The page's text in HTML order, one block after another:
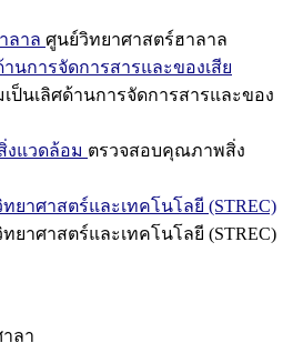
ลาล ศูนย์วิทยาศาสตร์ฮาลาล
นการจัดการสารและของเสีย
ป็นเลิศด้านการจัดการสารและของ
แวดล้อม ตรวจสอบคุณภาพสิ่ง
ยาศาสตร์และเทคโนโลยี (STREC)
ยาศาสตร์และเทคโนโลยี (STREC)
ลา